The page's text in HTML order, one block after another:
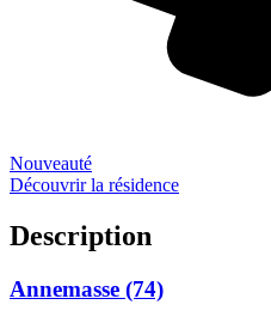
Nouveauté
Découvrir la résidence
Description
Annemasse (74)